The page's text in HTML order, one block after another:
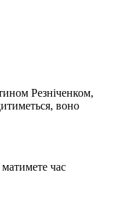
Резніченком,
воно
час